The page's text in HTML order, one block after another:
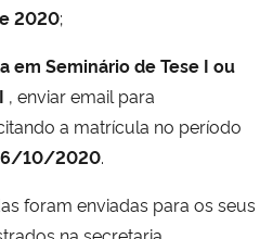
2020;
em Seminário de Tese I ou
, enviar email para
a matrícula no período
10/2020.
foram enviadas para os seus
na secretaria.